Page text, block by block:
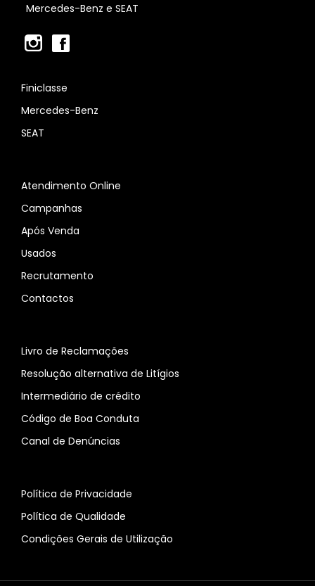
Mercedes-Benz e SEAT
Finiclasse
Mercedes-Benz
SEAT
Atendimento Online
Campanhas
Após Venda
Usados
Recrutamento
Contactos
Livro de Reclamações
Resolução alternativa de Litígios
Intermediário de crédito
Código de Boa Conduta
Canal de Denúncias
Política de Privacidade
Política de Qualidade
Condições Gerais de Utilização